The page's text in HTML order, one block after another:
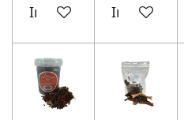
In winkelwagen
In